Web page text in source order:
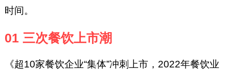
时间。
01 三次餐饮上市潮
《超10家餐饮企业“集体”冲刺上市，2022年餐饮业